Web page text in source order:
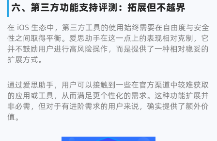
六、第三方功能支持评测：拓展但不越界
在 iOS 生态中，第三方工具的使用始终需要在自由度与安全
性之间取得平衡。爱思助手在这一点上的表现相对克制，它
并不鼓励用户进行高风险操作，而是提供了一种相对稳妥的
扩展方式。
通过爱思助手，用户可以接触到一些在官方渠道中较难获取
的应用或工具，从而满足更个性化的需求。这种功能扩展并
非必需，但对于有进阶需求的用户来说，确实提供了额外价
值。